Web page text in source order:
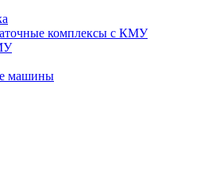
комплексы с КМУ
машины